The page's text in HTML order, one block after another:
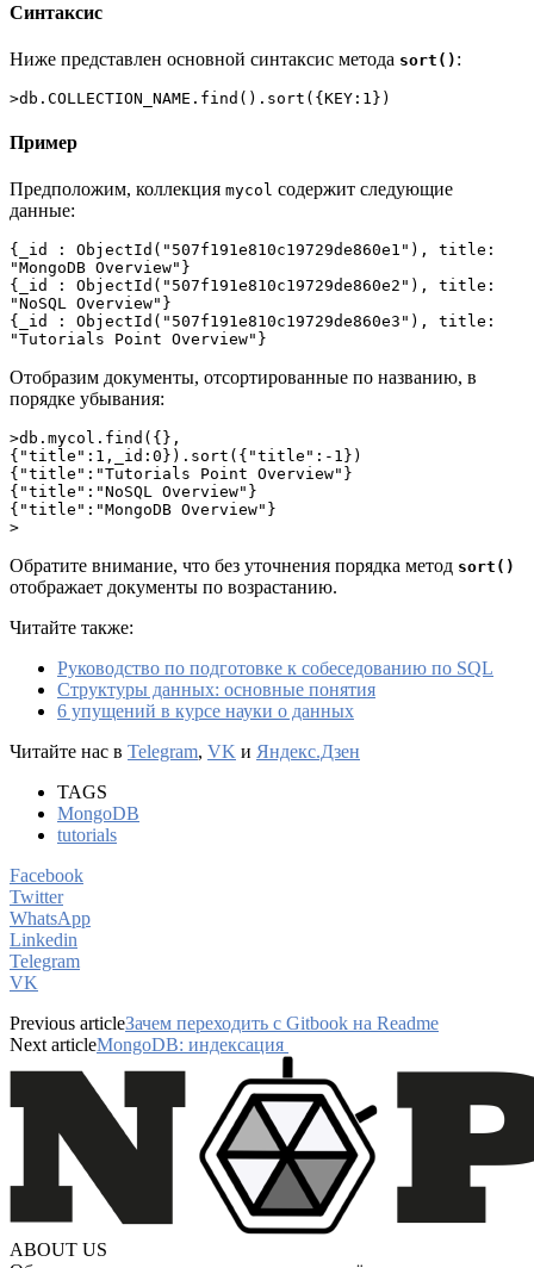
Синтаксис
Ниже представлен основной синтаксис метода sort() :
>db.COLLECTION_NAME.find().sort({KEY:1})
Пример
Предположим, коллекция mycol содержит следующие
данные:
{_id : ObjectId("507f191e810c19729de860e1"), title:
"MongoDB Overview"}
{_id : ObjectId("507f191e810c19729de860e2"), title:
"NoSQL Overview"}
{_id : ObjectId("507f191e810c19729de860e3"), title:
"Tutorials Point Overview"}
Отобразим документы, отсортированные по названию, в
порядке убывания:
>db.mycol.find({},
{"title":1,_id:0}).sort({"title":-1})
{"title":"Tutorials Point Overview"}
{"title":"NoSQL Overview"}
{"title":"MongoDB Overview"}
>
Обратите внимание, что без уточнения порядка метод sort()
отображает документы по возрастанию.
Читайте также:
Руководство по подготовке к собеседованию по SQL
Структуры данных: основные понятия
6 упущений в курсе науки о данных
Читайте нас в Telegram, VK и Яндекс.Дзен
TAGS
MongoDB
tutorials
Facebook
Twitter
WhatsApp
Linkedin
Telegram
VK
Previous articleЗачем переходить с Gitbook на Readme
Next articleMongoDB: индексация
ABOUT US